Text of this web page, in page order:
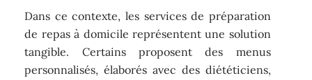
Dans ce contexte, les services de préparation
de repas à domicile représentent une solution
tangible. Certains proposent des menus
personnalisés, élaborés avec des diététiciens,